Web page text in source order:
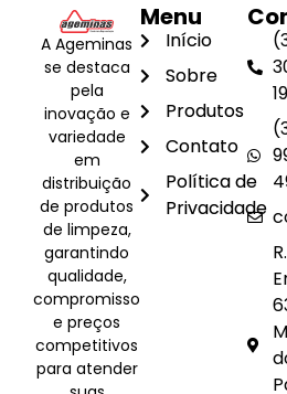
A Ageminas
se destaca
pela
inovação e
variedade
em
distribuição
de produtos
de limpeza,
garantindo
qualidade,
compromisso
e preços
competitivos
para atender
Menu
Início
Sobre
Produtos
Contato
Política de
Privacidade
R.